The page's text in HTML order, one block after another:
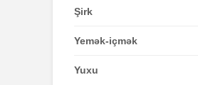
Şirk
Yemək-içmək
Yuxu